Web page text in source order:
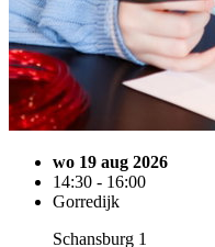
wo 19 aug 2026
14:30 - 16:00
Gorredijk
Schansburg 1